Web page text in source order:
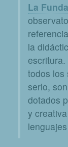
La
la
todos los
serlo,
dotados
y